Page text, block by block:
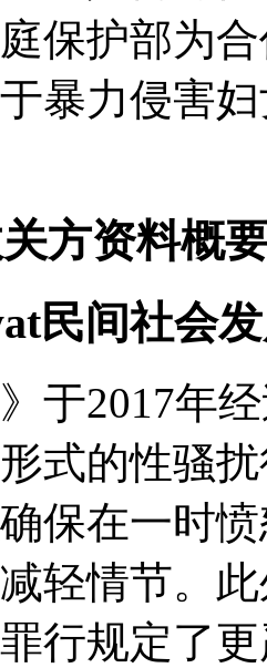
保护部为
暴力侵害
方资料概
民间社会
》于2017年
式的性骚
保在一时
轻情节。
行规定了